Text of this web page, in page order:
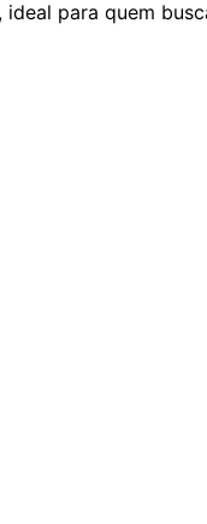
para quem